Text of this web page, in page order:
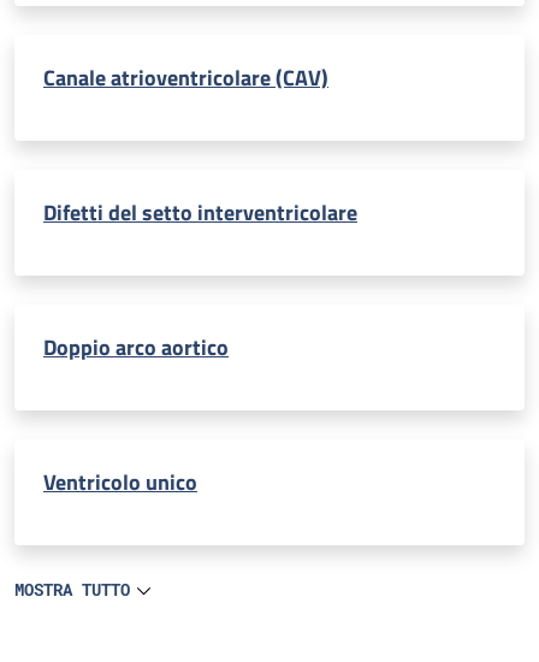
Canale atrioventricolare (CAV)
Difetti del setto interventricolare
Doppio arco aortico
Ventricolo unico
MOSTRA TUTTO